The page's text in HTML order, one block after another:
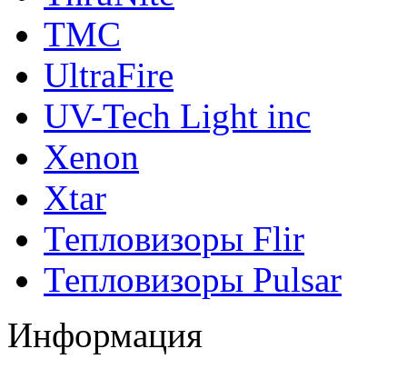
TMC
UltraFire
UV-Tech Light inc
Xenon
Xtar
Тепловизоры Flir
Тепловизоры Pulsar
Информация